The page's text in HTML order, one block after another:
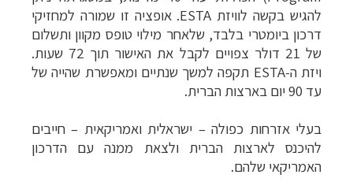
להגיש בקשה לוויזת ESTA. אופציה זו שמורה למחזיקי
דרכון ביומטרי בלבד, שלאחר מילוי טופס מקוון ותשלום
של 21 דולר צפויים לקבל את האישור תוך 72 שעות.
ויזת ה-ESTA תקפה למשך שנתיים ומאפשרת שהייה של
עד 90 יום בארצות הברית
.
בעלי אזרחות כפולה – ישראלית ואמריקאית – חייבים
להיכנס לארצות הברית ולצאת ממנה עם הדרכון
האמריקאי שלהם.